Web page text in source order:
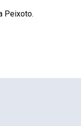
Peixoto.